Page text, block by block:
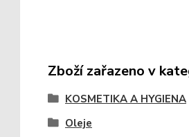
Zboží zařazeno v
KOSMETIKA A HYGIENA
Oleje